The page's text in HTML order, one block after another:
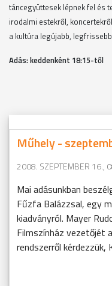
táncegyüttesek lépnek fel és
irodalmi estekről,
a kultúra legújabb,
Adás: keddenként 18:15-től
Műhely -
2008. SZEPTEMBER 16.,
Mai adásunkban
Fűzfa Balázzsal, egy
kiadványról. Mayer
Filmszínház vezetőjét
rendszerről kérdezzük,